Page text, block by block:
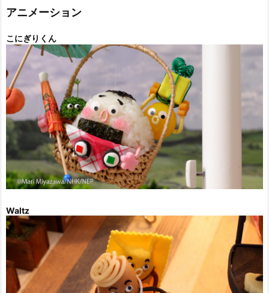
ー
アニメーション
こにぎりくん
Waltz